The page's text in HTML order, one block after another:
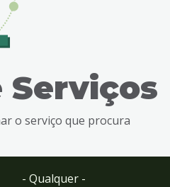
Serviços
o serviço que procura
- Qualquer -